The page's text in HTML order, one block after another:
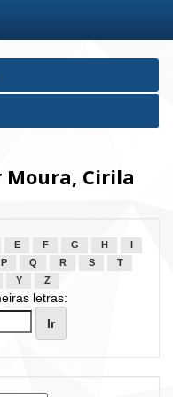
Cirila
E F G H
P Q R S
T
Y Z
letras: